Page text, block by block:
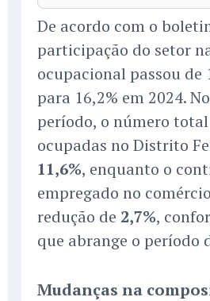
De acordo com o
participação do setor
ocupacional passou de
para 16,2% em 2024.
período, o número total
ocupadas no Distrito
11,6%, enquanto o
empregado no
redução de 2,7%,
que abrange o período
Mudanças na